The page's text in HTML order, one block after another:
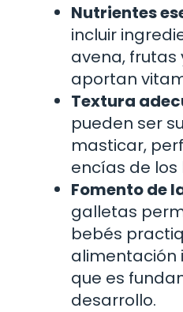
Nutrientes
incluir
avena, frutas
aportan
Textura
pueden ser
masticar,
encías de los
Fomento de
galletas
bebés
alimentación
que es
desarrollo.